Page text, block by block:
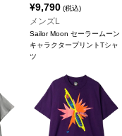
¥9,790(税込)
メンズL
Sailor Moon セーラームーン
キャラクタープリントTシャ
ツ